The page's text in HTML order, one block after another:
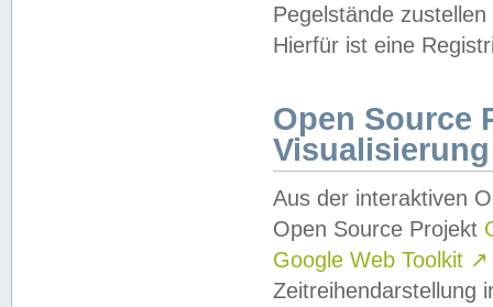
Pegelstände
Hierfür ist eine
Open Source
Visualisierung
Aus der interaktiven
Open Source Projekt
Google Web Toolkit ↗
Zeitreihendarstellung